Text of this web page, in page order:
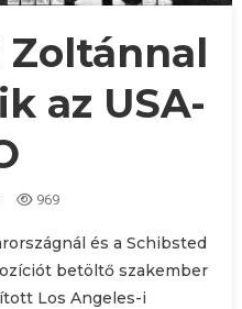
Zoltánnal
az USA-
969
és a Schibsted
betöltő szakember
Los Angeles-i